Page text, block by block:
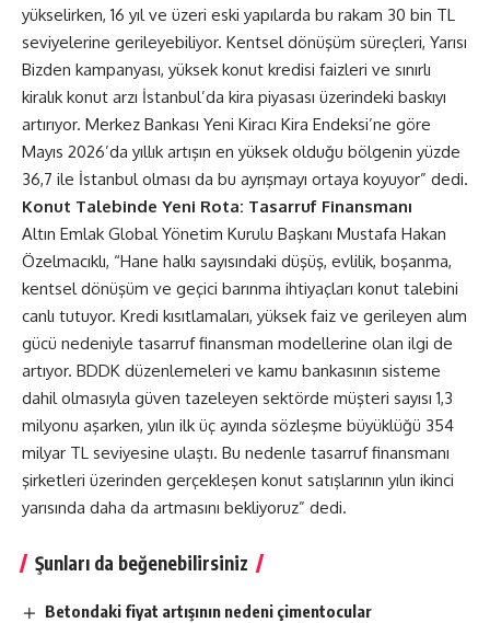
yükselirken, 16 yıl ve üzeri eski yapılarda bu rakam 30 bin TL
seviyelerine gerileyebiliyor. Kentsel dönüşüm süreçleri, Yarısı
Bizden kampanyası, yüksek konut kredisi faizleri ve sınırlı
kiralık konut arzı İstanbul’da kira piyasası üzerindeki baskıyı
artırıyor. Merkez Bankası Yeni Kiracı Kira Endeksi’ne göre
Mayıs 2026’da yıllık artışın en yüksek olduğu bölgenin yüzde
36,7 ile İstanbul olması da bu ayrışmayı ortaya koyuyor” dedi.
Konut Talebinde Yeni Rota: Tasarruf Finansmanı
Altın Emlak Global Yönetim Kurulu Başkanı Mustafa Hakan
Özelmacıklı, “Hane halkı sayısındaki düşüş, evlilik, boşanma,
kentsel dönüşüm ve geçici barınma ihtiyaçları konut talebini
canlı tutuyor. Kredi kısıtlamaları, yüksek faiz ve gerileyen alım
gücü nedeniyle tasarruf finansman modellerine olan ilgi de
artıyor. BDDK düzenlemeleri ve kamu bankasının sisteme
dahil olmasıyla güven tazeleyen sektörde müşteri sayısı 1,3
milyonu aşarken, yılın ilk üç ayında sözleşme büyüklüğü 354
milyar TL seviyesine ulaştı. Bu nedenle tasarruf finansmanı
şirketleri üzerinden gerçekleşen konut satışlarının yılın ikinci
yarısında daha da artmasını bekliyoruz” dedi.
Şunları da beğenebilirsiniz
Betondaki fiyat artışının nedeni çimentocular